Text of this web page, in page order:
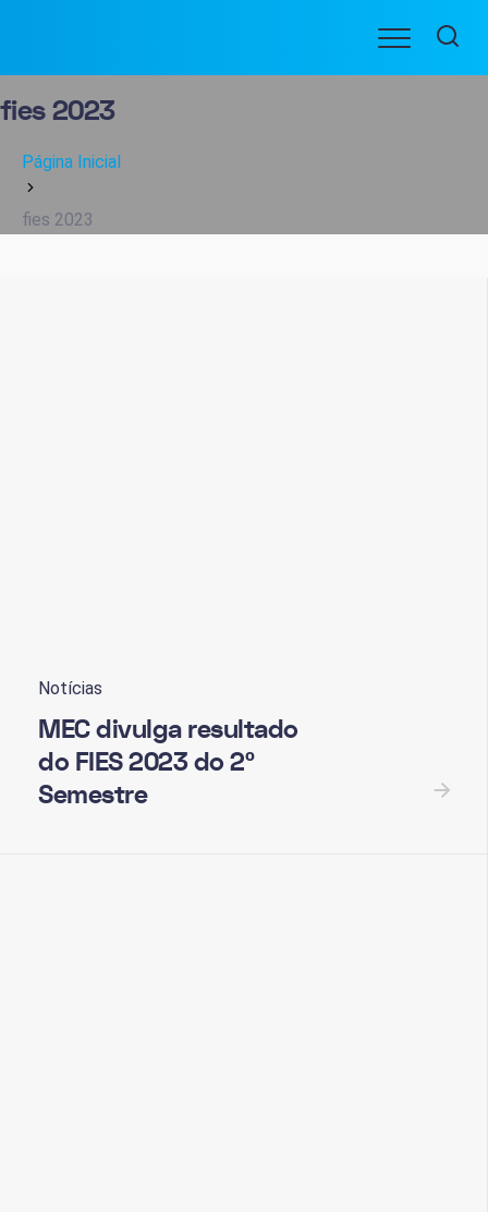
conteúdo
BENEFICIARIOS
Menu
fies 2023
Página Inicial
fies 2023
Notícias
MEC divulga resultado
do FIES 2023 do 2º
Semestre